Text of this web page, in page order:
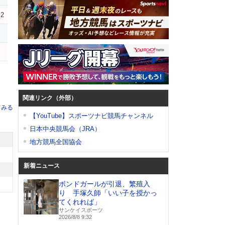
る
関連リンク（外部）
【YouTube】スポーツナビ競馬チャンネル
日本中央競馬会（JRA）
地方競馬全国協会
新着ニュース
ボンドガールが引退、繁殖入
り 手塚久師「いい子を授かっ
てくれれば」
サンケイスポーツ
2026/8/8 9:32